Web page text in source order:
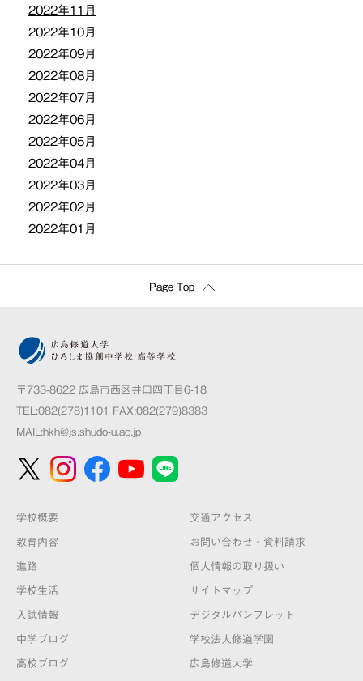
2022年11月
2022年10月
2022年09月
2022年08月
2022年07月
2022年06月
2022年05月
2022年04月
2022年03月
2022年02月
2022年01月
Page Top
〒733-8622 広島市西区井口四丁目6-18
TEL:082(278)1101 FAX:082(279)8383
MAIL:hkh@js.shudo-u.ac.jp
学校概要
教育内容
進路
学校生活
入試情報
中学ブログ
高校ブログ
交通アクセス
お問い合わせ・資料請求
個人情報の取り扱い
サイトマップ
デジタルパンフレット
学校法人修道学園
広島修道大学